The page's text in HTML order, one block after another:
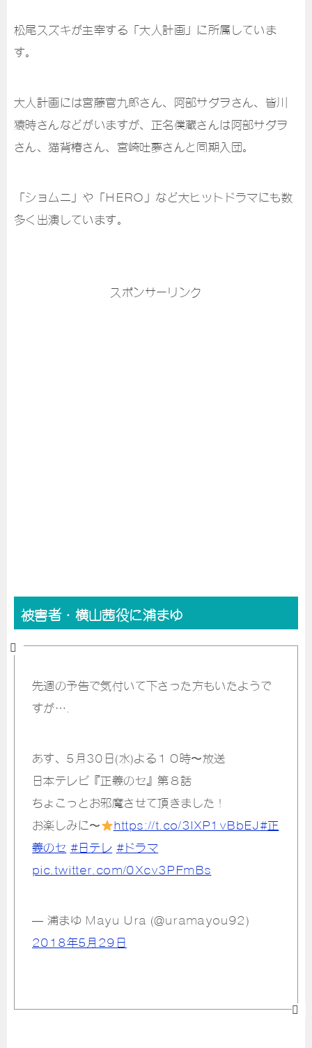
松尾スズキが主宰する「大人計画」に所属していま
す。
大人計画には宮藤官九郎さん、阿部サダヲさん、皆川
猿時さんなどがいますが、正名僕蔵さんは阿部サダヲ
さん、猫背椿さん、宮崎吐夢さんと同期入団。
「ショムニ」や「HERO」など大ヒットドラマにも数
多く出演しています。
スポンサーリンク
被害者・横山茜役に浦まゆ
先週の予告で気付いて下さった方もいたようで
すが….
あす、5月30日(水)よる１０時〜放送
日本テレビ『正義のセ』第８話
ちょこっとお邪魔させて頂きました！
お楽しみに〜
https://t.co/3lXP1vBbEJ #正
義のセ #日テレ #ドラマ
pic.twitter.com/0Xcv3PFmBs
— 浦まゆ Mayu Ura (@uramayou92)
2018年5月29日